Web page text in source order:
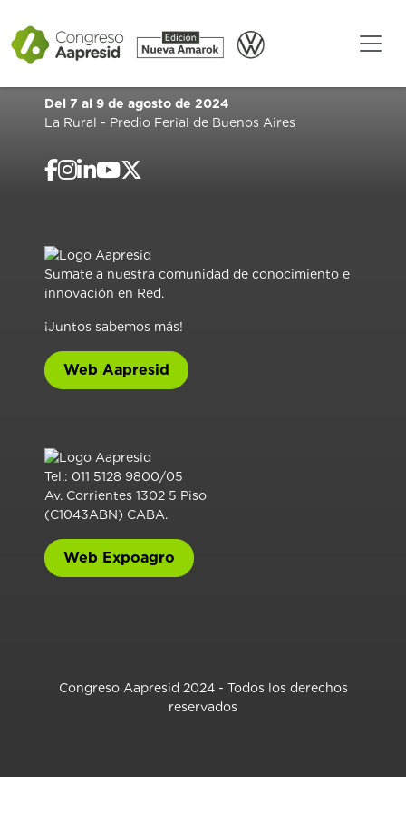
Del 7 al 9 de agosto de 2024
La Rural - Predio Ferial de Buenos Aires
Sumate a nuestra comunidad de conocimiento e
innovación en Red.
¡Juntos sabemos más!
Web Aapresid
Tel.: 011 5128 9800/05
Av. Corrientes 1302 5 Piso
(C1043ABN) CABA.
Web Expoagro
Congreso Aapresid 2024 - Todos los derechos
reservados